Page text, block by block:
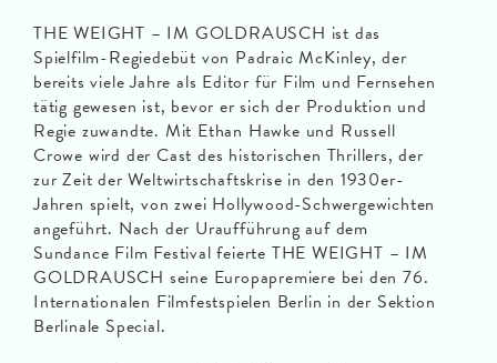
THE WEIGHT – IM GOLDRAUSCH ist das
Spielfilm-Regiedebüt von Padraic McKinley, der
bereits viele Jahre als Editor für Film und Fernsehen
tätig gewesen ist, bevor er sich der Produktion und
Regie zuwandte. Mit Ethan Hawke und Russell
Crowe wird der Cast des historischen Thrillers, der
zur Zeit der Weltwirtschaftskrise in den 1930er-
Jahren spielt, von zwei Hollywood-Schwergewichten
angeführt. Nach der Uraufführung auf dem
Sundance Film Festival feierte THE WEIGHT – IM
GOLDRAUSCH seine Europapremiere bei den 76.
Internationalen Filmfestspielen Berlin in der Sektion
Berlinale Special.